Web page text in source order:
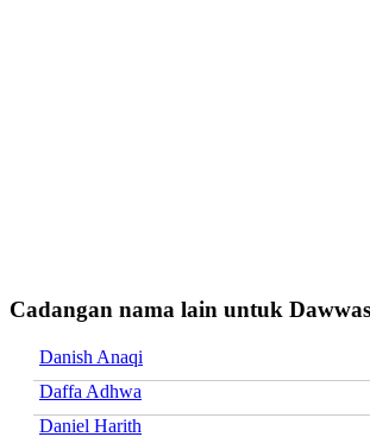
Cadangan nama lain untuk
Danish Anaqi
Daffa Adhwa
Daniel Harith